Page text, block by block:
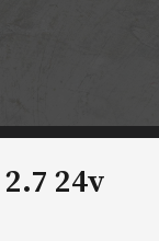
2.7 24v